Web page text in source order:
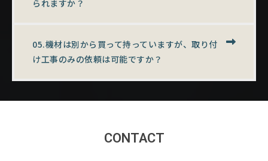
られますか？
05.機材は別から買って持っていますが、取り付
け工事のみの依頼は可能ですか？
CONTACT